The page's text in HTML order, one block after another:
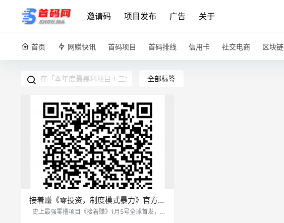
邀请码 项目发布 广告 关于
首页 网赚快讯 首码项目 首码排线 信用卡 社交电商 区块链
全部标签
接着赚《零投资，制度模式暴力》官方消
息：全网首发，对接团队长，全网最高扶
史上最强零撸项目《接着赚》1月5号全球首发，正